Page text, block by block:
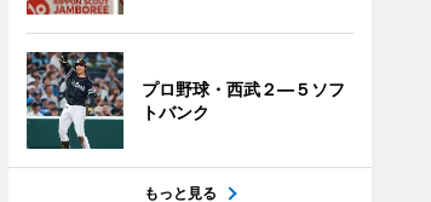
プロ野球・西武２―５ソフ
トバンク
もっと見る